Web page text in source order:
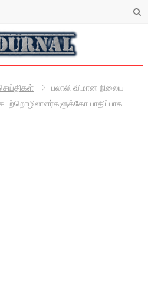
பலாலி விமான நிலைய
பாதிப்பாக